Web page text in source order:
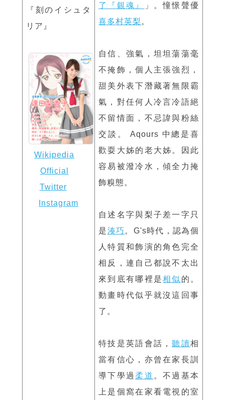
『刻のイシュタ
リア』
Wikipedia
Official
Twitter
Instagram
了『銀魂』
」。憧憬聲優
喜多村英梨 。
自信、強氣，坦坦蕩蕩毫
不掩飾，個人主張強烈，
甜美外表下潛藏著無限霸
氣，對任何人冷言冷語絕
不留情面，不忌諱與粉絲
交談。 Aqours 中總是喜
歡耍大姊的老大姊。因此
容易被潑冷水，傾全力掩
飾糗態。
自述名字與梨子差一字只
是湊巧 。G's時代，認為個
人特質和飾演的角色完全
相反，連自己都說不太出
來到底有哪裡是相似 的。
動畫時代似乎就沒這回事
了。
特技是英語會話，聽讀相
當有信心，亦曾在家長訓
導下學過柔道 。不過基本
上是個窩在家看電視的室